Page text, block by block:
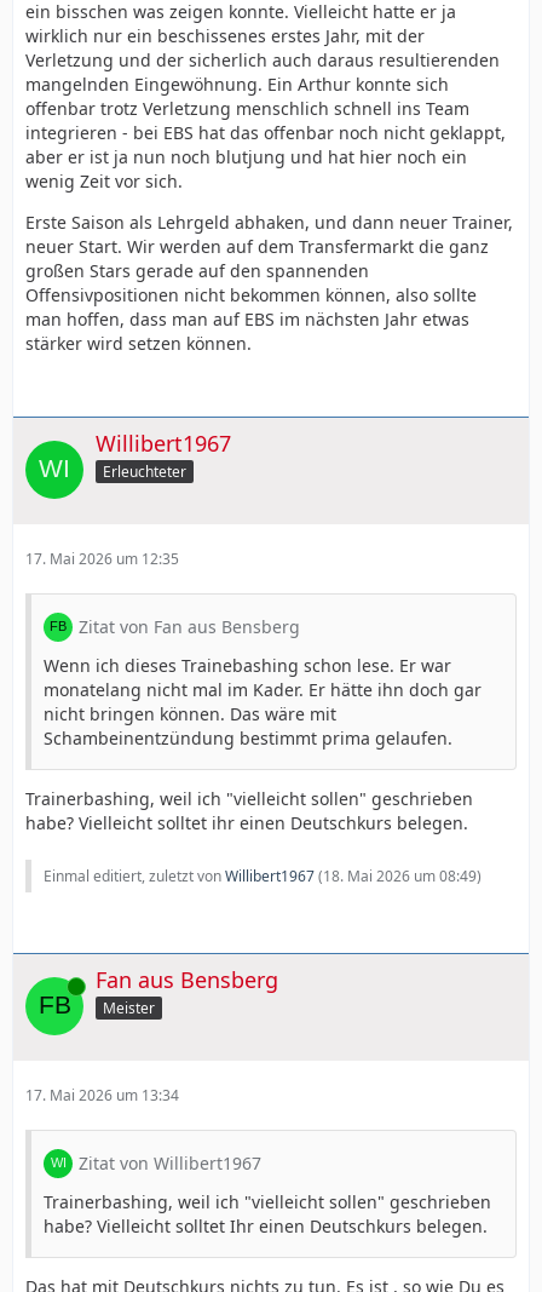
ein bisschen was zeigen konnte. Vielleicht hatte er ja
wirklich nur ein beschissenes erstes Jahr, mit der
Verletzung und der sicherlich auch daraus resultierenden
mangelnden Eingewöhnung. Ein Arthur konnte sich
offenbar trotz Verletzung menschlich schnell ins Team
integrieren - bei EBS hat das offenbar noch nicht geklappt,
aber er ist ja nun noch blutjung und hat hier noch ein
wenig Zeit vor sich.
Erste Saison als Lehrgeld abhaken, und dann neuer Trainer,
neuer Start. Wir werden auf dem Transfermarkt die ganz
großen Stars gerade auf den spannenden
Offensivpositionen nicht bekommen können, also sollte
man hoffen, dass man auf EBS im nächsten Jahr etwas
stärker wird setzen können.
Willibert1967
Erleuchteter
17. Mai 2026 um 12:35
Zitat von Fan aus Bensberg
Wenn ich dieses Trainebashing schon lese. Er war
monatelang nicht mal im Kader. Er hätte ihn doch gar
nicht bringen können. Das wäre mit
Schambeinentzündung bestimmt prima gelaufen.
Trainerbashing, weil ich "vielleicht sollen" geschrieben
habe? Vielleicht solltet ihr einen Deutschkurs belegen.
Einmal editiert, zuletzt vonWillibert1967(18. Mai 2026 um 08:49)
Online Fan aus Bensberg
Meister
17. Mai 2026 um 13:34
Zitat von Willibert1967
Trainerbashing, weil ich "vielleicht sollen" geschrieben
habe? Vielleicht solltet Ihr einen Deutschkurs belegen.
Das hat mit Deutschkurs nichts zu tun. Es ist , so wie Du es